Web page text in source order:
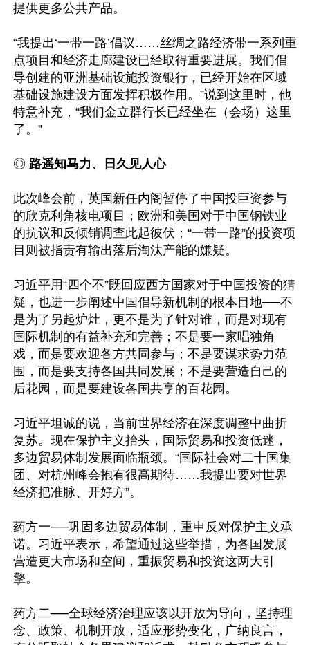
提供更多公共产品。
“我提出‘一带一路’倡议……丝绸之路经济带一系列重
点项目和经济走廊建设已经取得重要进展。我们倡
导创建的亚洲基础设施投资银行，已经开始在区域
基础设施建设方面发挥积极作用。”说到这里时，他
特意补充，“我们金立群行长已经坐在（会场）这里
了。”
◎ 路遥知马力、日久见人心
此次峰会前，英国新任内阁暂停了中国投巨资参与
的欣克利角核电项目；欧洲和美国对于中国钢铁业
的抗议和反倾销调查此起彼伏；“一带一路”的投资项
目则被指责有输出落后淘汰产能的嫌疑。
习近平用“四个不”既回应西方国家对于中国投资的猜
疑，也进一步阐述中国倡导新机制的根本目地──不
是为了另起炉灶，更不是为了针对谁，而是对现有
国际机制的有益补充和完善；不是要一家唱独角
戏，而是要欢迎各方共同参与；不是要谋求势力范
围，而是要支持各国共同发展；不是要营造自己的
后花园，而是要建设各国共享的百花园。
习近平坦诚的说，当前世界经济在深度调整中曲折
复苏。现在保护主义抬头，国际贸易和投资低迷，
多边贸易体制发展面临瓶颈。“国际社会对二十国集
团、对杭州峰会抱有很高期待……我提出要对世界
经济把准脉、开好方”。
药方一──巩固多边贸易体制，重申反对保护主义承
诺。习近平表示，希望通过这些举措，为各国发展
营造更大市场和空间，重振贸易和投资这两大引
擎。
药方二──全球经济治理应该以开放为导向，坚持理
念、政策、机制开放，适应形势变化，广纳良言，